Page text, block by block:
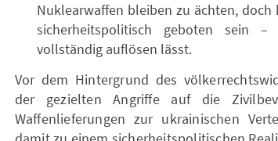
Nuklearwaffen bleiben zu ächten,
sicherheitspolitisch geboten sein
vollständig auflösen lässt.
Vor dem Hintergrund des
der gezielten Angriffe auf die
Waffenlieferungen zur ukrainischen